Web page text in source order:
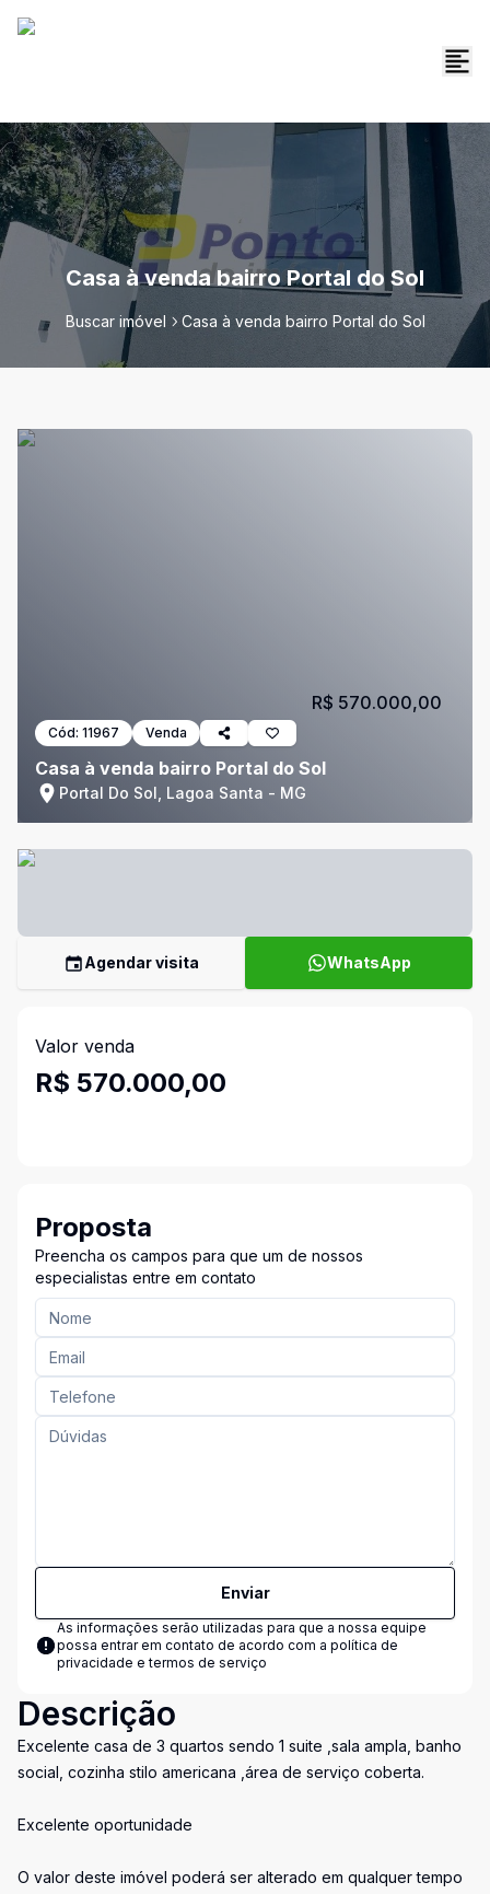
Casa à venda bairro Portal do Sol
Buscar imóvel Casa à venda bairro Portal do Sol
Cód: 11967 Venda
Casa à venda bairro Portal do Sol
Portal Do Sol, Lagoa Santa - MG
R$ 570.000,00
Agendar visita WhatsApp
Valor venda
R$ 570.000,00
Proposta
Preencha os campos para que um de nossos
especialistas entre em contato
Enviar
As informações serão utilizadas para que a nossa equipe
possa entrar em contato de acordo com a política de
privacidade e termos de serviço
Descrição
Excelente casa de 3 quartos sendo 1 suite ,sala ampla, banho
social, cozinha stilo americana ,área de serviço coberta.
Excelente oportunidade
O valor deste imóvel poderá ser alterado em qualquer tempo